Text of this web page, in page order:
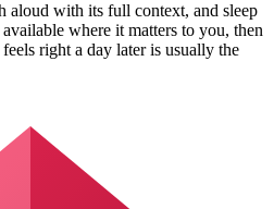
aloud with its full context, and sleep
where it matters to you, then
right a day later is usually the